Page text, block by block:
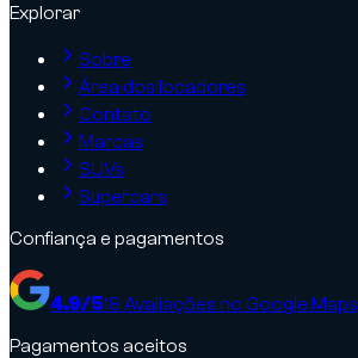
Explorar
Sobre
Área dos locadores
Contato
Marcas
SUVs
Supercars
Confiança e pagamentos
4.9/518 Avaliações no Google Maps
Pagamentos aceitos